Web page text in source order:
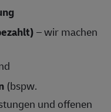
– wir machen
(bspw.
und offenen